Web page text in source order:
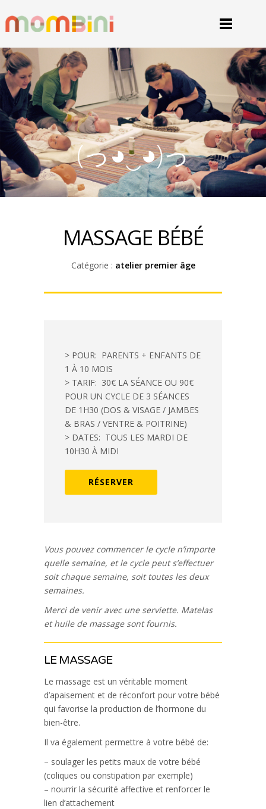
(っ◕‿◕)っ
MASSAGE BÉBÉ
Catégorie : atelier premier âge
> POUR: PARENTS + ENFANTS DE
1 À 10 MOIS
> TARIF: 30€ LA SÉANCE OU 90€
POUR UN CYCLE DE 3 SÉANCES
DE 1H30 (DOS & VISAGE / JAMBES
& BRAS / VENTRE & POITRINE)
> DATES: TOUS LES MARDI DE
10H30 À MIDI
RÉSERVER
Vous pouvez commencer le cycle n’importe
quelle semaine, et le cycle peut s’effectuer
soit chaque semaine, soit toutes les deux
semaines.
Merci de venir avec une serviette. Matelas
et huile de massage sont fournis.
LE MASSAGE
Le massage est un véritable moment
d’apaisement et de réconfort pour votre bébé
qui favorise la production de l’hormone du
bien-être.
Il va également permettre à votre bébé de:
– soulager les petits maux de votre bébé
(coliques ou constipation par exemple)
– nourrir la sécurité affective et renforcer le
lien d’attachement